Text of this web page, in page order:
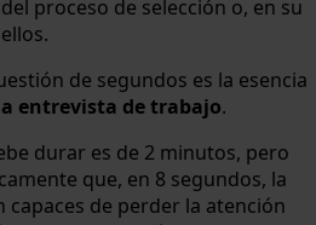
proceso de selección o, en su
de segundos es la esencia
entrevista de trabajo.
durar es de 2 minutos, pero
que, en 8 segundos, la
capaces de perder la atención